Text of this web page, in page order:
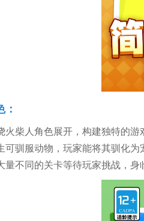
火柴人角色展开，构建独特的游
可驯服动物，玩家能将其驯化为
量不同的关卡等待玩家挑战，身